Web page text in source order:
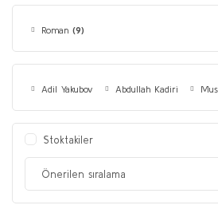
Roman (9)
Adil Yakubov Abdullah Kadiri
Stoktakiler